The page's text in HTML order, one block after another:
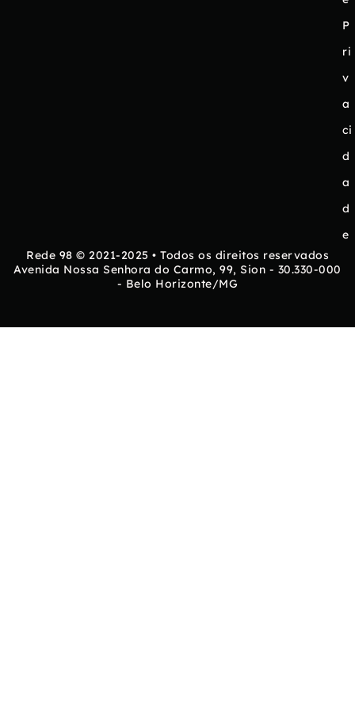
P
ri
v
a
ci
d
a
d
e
Rede 98 © 2021-2025 • Todos os direitos reservados
Avenida Nossa Senhora do Carmo, 99, Sion - 30.330-000
- Belo Horizonte/MG